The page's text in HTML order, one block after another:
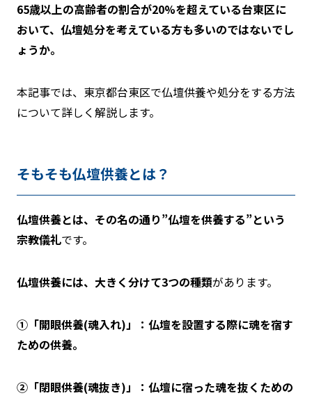
65歳以上の高齢者の割合が20%を超えている台東区に
おいて、仏壇処分を考えている方も多いのではないでし
ょうか。
本記事では、東京都台東区で仏壇供養や処分をする方法
について詳しく解説します。
そもそも仏壇供養とは？
仏壇供養とは、その名の通り”仏壇を供養する”という
宗教儀礼です。
仏壇供養には、大きく分けて3つの種類があります。
①「開眼供養(魂入れ)」：仏壇を設置する際に魂を宿す
ための供養。
②「閉眼供養(魂抜き)」：仏壇に宿った魂を抜くための